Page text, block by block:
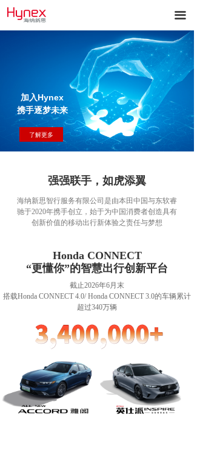
끀
加入Hynex
携手逐梦未来
了解更多
强强联手，如虎添翼
海纳新思智行服务有限公司是由本田中国与东软睿
驰于2020年携手创立，始于为中国消费者创造具有
创新价值的移动出行新体验之责任与梦想
Honda CONNECT
“更懂你”的智慧出行创新平台
截止2026年6月末
搭载Honda CONNECT 4.0/ Honda CONNECT 3.0的车辆累计
超过340万辆